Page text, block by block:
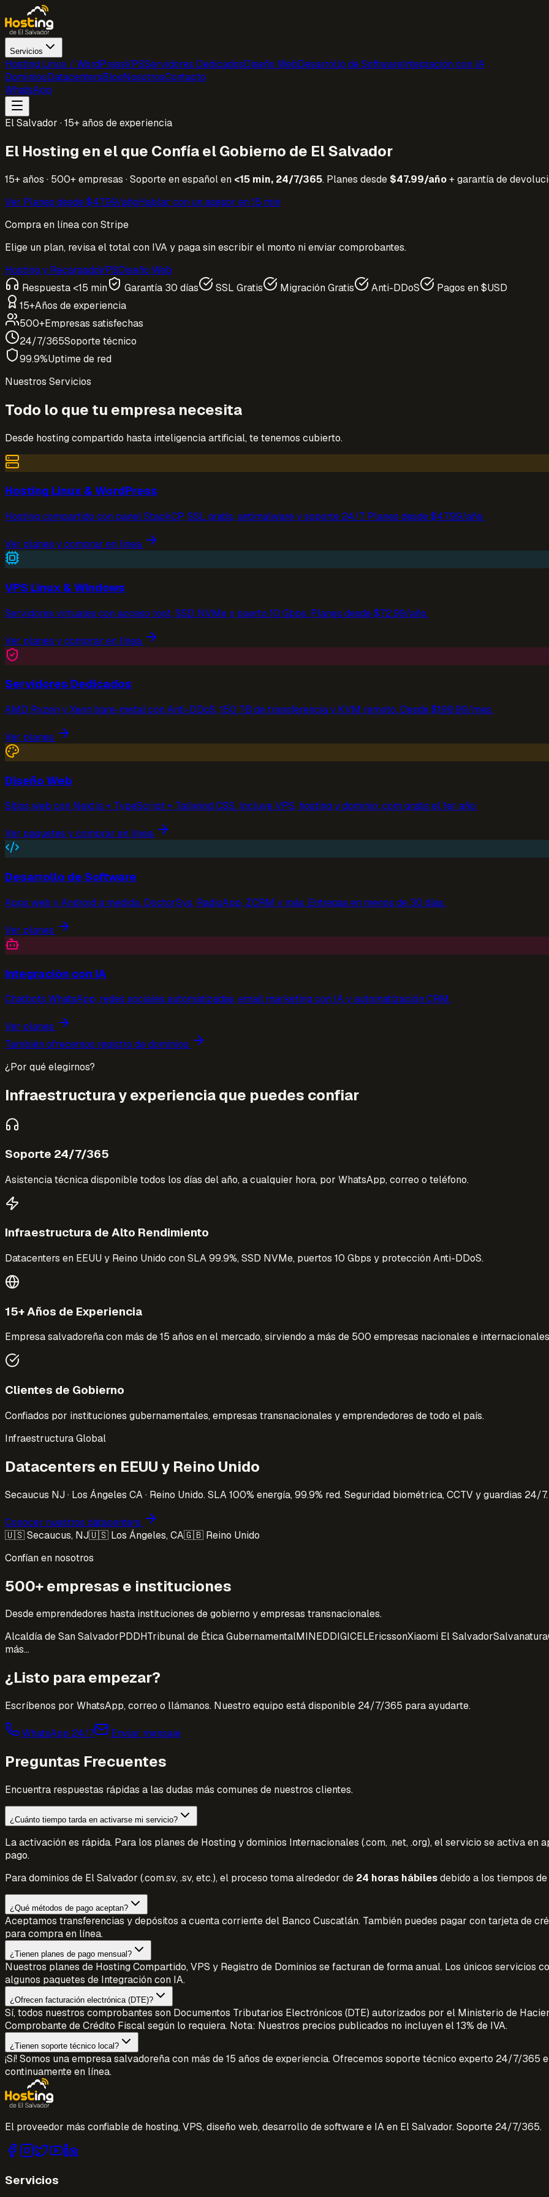
Servicios
Hosting Linux / WordPressVPSServidores DedicadosDiseño WebDesarrollo de SoftwareIntegración con IA
DominiosDatacentersBlogNosotrosContacto
WhatsApp
El Salvador · 15+ años de experiencia
El Hosting en el que Confía elGobierno de El Salvador
15+ años · 500+ empresas · Soporte en español en <15 min, 24/7/365. Planes desde $47.99/año+ garantía de
Ver Planes desde $47.99/añoHablar con un asesor en 15 min
Compra en línea con Stripe
Elige un plan, revisa el total con IVA y paga sin escribir el monto ni enviar comprobantes.
Hosting y RecargadoVPSDiseño Web
Respuesta <15 min
Garantía 30 días SSL Gratis Migración Gratis Anti-DDoS
Pagos en $USD
15+Años de experiencia
500+Empresas satisfechas
24/7/365Soporte técnico
99.9%Uptime de red
Nuestros Servicios
Todo lo que tu empresa necesita
Desde hosting compartido hasta inteligencia artificial, te tenemos cubierto.
Hosting Linux & WordPress
Hosting compartido con panel StackCP, SSL gratis, antimalware y soporte 24/7. Planes desde $47.99/año.
Ver planes y comprar en línea
VPS Linux & Windows
Servidores virtuales con acceso root, SSD NVMe y puerto 10 Gbps. Planes desde $72.99/año.
Ver planes y comprar en línea
Servidores Dedicados
AMD Ryzen y Xeon bare-metal con Anti-DDoS, 150 TB de transferencia y KVM remoto. Desde $199.99/mes.
Ver planes
Diseño Web
Sitios web con Next.js + TypeScript + Tailwind CSS. Incluye VPS, hosting y dominio .com gratis el 1er año.
Ver paquetes y comprar en línea
Desarrollo de Software
Apps web y Android a medida. DoctorSys, RadioApp, ZCRM y más. Entregas en menos de 30 días.
Ver planes
Integración con IA
Chatbots WhatsApp, redes sociales automatizadas, email marketing con IA y automatización CRM.
Ver planes
También ofrecemos registro de dominios
¿Por qué elegirnos?
Infraestructura y experiencia que puedes confiar
Soporte 24/7/365
Asistencia técnica disponible todos los días del año, a cualquier hora, por WhatsApp, correo o teléfono.
Infraestructura de Alto Rendimiento
Datacenters en EEUU y Reino Unido con SLA 99.9%, SSD NVMe, puertos 10 Gbps y protección Anti-DDoS.
15+ Años de Experiencia
Empresa salvadoreña con más de 15 años en el mercado, sirviendo a más de 500 empresas nacionales e
Clientes de Gobierno
Confiados por instituciones gubernamentales, empresas transnacionales y emprendedores de todo el país.
Infraestructura Global
Datacenters en EEUU y Reino Unido
Secaucus NJ · Los Ángeles CA · Reino Unido. SLA 100% energía, 99.9% red. Seguridad biométrica, CCTV y guardias 24/7.
Conocer nuestros datacenters
🇺🇸 Secaucus, NJ🇺🇸 Los Ángeles, CA🇬🇧 Reino Unido
Confían en nosotros
500+ empresas e instituciones
Desde emprendedores hasta instituciones de gobierno y empresas transnacionales.
Alcaldía de San SalvadorPDDHTribunal de Ética GubernamentalMINEDDIGICELEricssonXiaomi El SalvadorSalvanatura
más...
¿Listo para empezar?
Escríbenos por WhatsApp, correo o llámanos. Nuestro equipo está disponible 24/7/365 para ayudarte.
WhatsApp 24/7 Enviar mensaje
Preguntas Frecuentes
Encuentra respuestas rápidas a las dudas más comunes de nuestros clientes.
¿Cuánto tiempo tarda en activarse mi servicio?
La activación es rápida. Para los planes de Hosting y dominios Internacionales (.com, .net, .org), el servicio se activa en
pago.
Para dominios de El Salvador (.com.sv, .sv, etc.), el proceso toma alrededor de 24 horas hábilesdebido a los tiempos
¿Qué métodos de pago aceptan?
Aceptamos transferencias y depósitos a cuenta corriente del Banco Cuscatlán. También puedes pagar con tarjeta de
para compra en línea.
¿Tienen planes de pago mensual?
Nuestros planes de Hosting Compartido, VPS y Registro de Dominios se facturan de forma anual. Los únicos servicios
algunos paquetes de Integración con IA.
¿Ofrecen facturación electrónica (DTE)?
Sí, todos nuestros comprobantes son Documentos Tributarios Electrónicos (DTE) autorizados por el Ministerio de
Comprobante de Crédito Fiscal según lo requiera. Nota: Nuestros precios publicados no incluyen el 13% de IVA.
¿Tienen soporte técnico local?
¡Sí! Somos una empresa salvadoreña con más de 15 años de experiencia. Ofrecemos soporte técnico experto 24/7/365
continuamente en línea.
El proveedor más confiable de hosting, VPS, diseño web, desarrollo de software e IA en El Salvador. Soporte 24/7/365.
Servicios